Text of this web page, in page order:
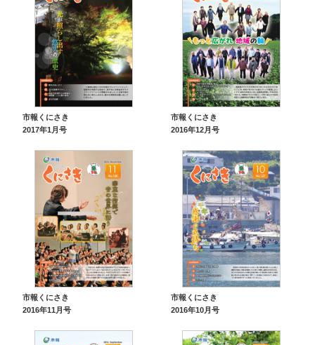
市報くにさき
2017年1月号
市報くにさき
2016年12月号
市報くにさき
2016年11月号
市報くにさき
2016年10月号